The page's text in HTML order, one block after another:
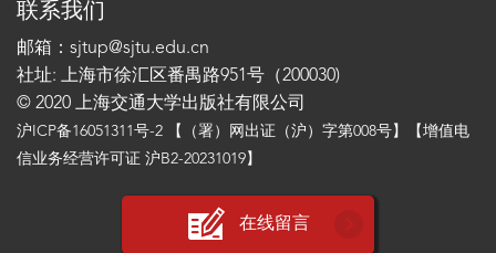
联系我们
邮箱：sjtup@sjtu.edu.cn
社址: 上海市徐汇区番禺路951号（200030)
© 2020 上海交通大学出版社有限公司
沪ICP备16051311号-2 【（署）网出证（沪）字第008号】【增值电
信业务经营许可证 沪B2-20231019】
在线留言